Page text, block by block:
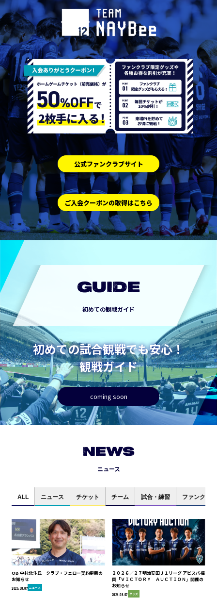
公式ファンクラブサイト
ご入会クーポンの取得はこちら
GUIDE
初めての観戦ガイド
初めての試合観戦でも安心！
観戦ガイド
coming soon
NEWS
ニュース
ALL ニュース チケット チーム 試合・練習 ファンクラブ
OB 中村北斗氏 クラブ・フェロー契約更新の
お知らせ
2026.08.07 ニュース
２０２６／２７明治安田Ｊ１リーグ アビスパ福
岡「ＶＩＣＴＯＲＹ ＡＵＣＴＩＯＮ」開催の
お知らせ
2026.08.07 グッズ